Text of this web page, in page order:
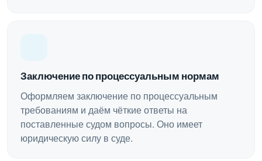
Заключение по процессуальным нормам
Оформляем заключение по процессуальным
требованиям и даём чёткие ответы на
поставленные судом вопросы. Оно имеет
юридическую силу в суде.